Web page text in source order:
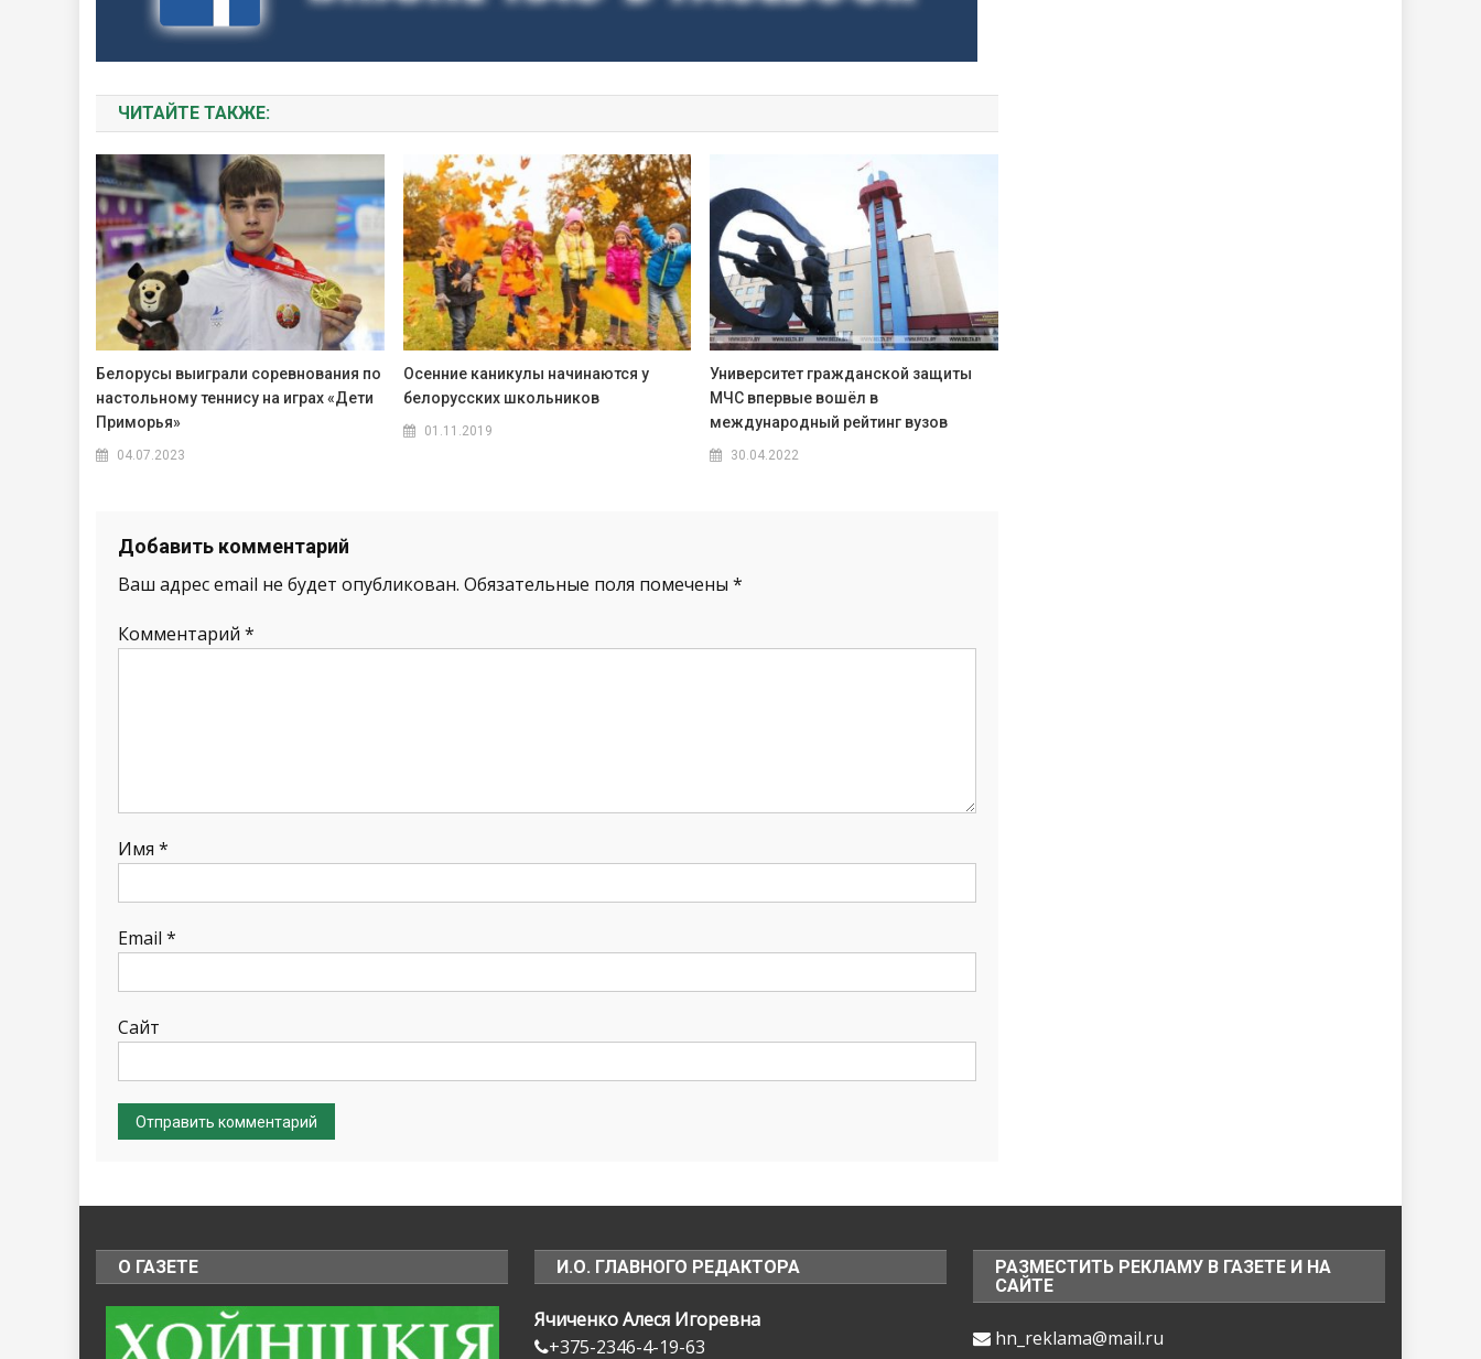
ЧИТАЙТЕ ТАКЖЕ:
Белорусы выиграли соревнования по
настольному теннису на играх «Дети
Приморья»
04.07.2023
Осенние каникулы начинаются у
белорусских школьников
01.11.2019
Университет гражданской защиты
МЧС впервые вошёл в
международный рейтинг вузов
30.04.2022
Добавить комментарий
Ваш адрес email не будет опубликован. Обязательные поля помечены *
Комментарий *
Имя *
Email *
Сайт
О ГАЗЕТЕ И.О. ГЛАВНОГО РЕДАКТОРА
Ячиченко Алеся Игоревна
+375-2346-4-19-63
РАЗМЕСТИТЬ РЕКЛАМУ В ГАЗЕТЕ И НА
САЙТЕ
hn_reklama@mail.ru